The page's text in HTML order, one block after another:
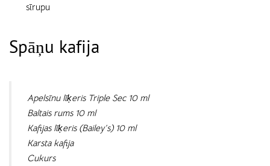
sīrupu
Spāņu kafija
Apelsīnu līķeris Triple Sec 10 ml
Baltais rums 10 ml
Kafijas līķeris (Bailey’s) 10 ml
Karsta kafija
Cukurs